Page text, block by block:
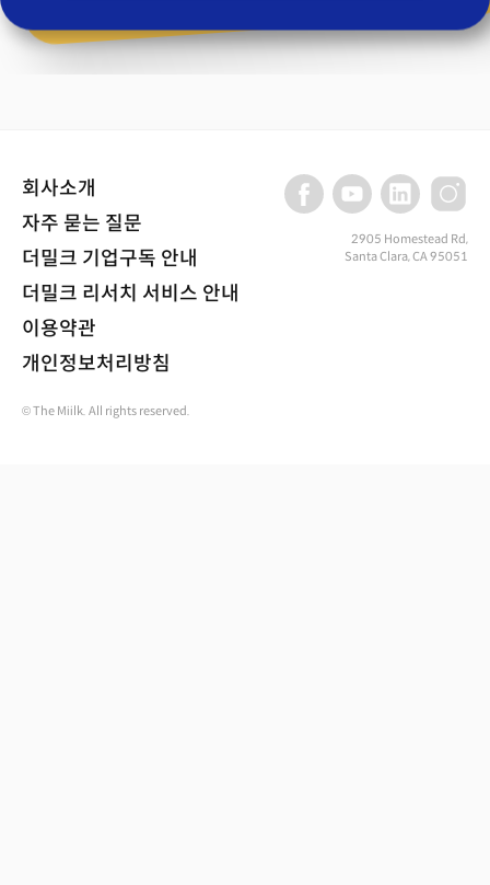
회사소개
자주 묻는 질문
더밀크 기업구독 안내
더밀크 리서치 서비스 안내
이용약관
개인정보처리방침
2905 Homestead Rd,
Santa Clara, CA 95051
© The Miilk. All rights reserved.